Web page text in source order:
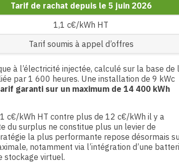
Tarif de rachat depuis le 5 juin 2026
1,1 c€/kWh HT
Tarif soumis à appel d’offres
à l’électricité injectée, calculé sur la base de
par 1 600 heures. Une installation de 9 kWc
garanti sur un maximum de 14 400 kWh
c€/kWh HT contre plus de 12 c€/kWh il y a
du surplus ne constitue plus un levier de
la plus performante repose désormais
notamment via l’intégration d’une
stockage virtuel.